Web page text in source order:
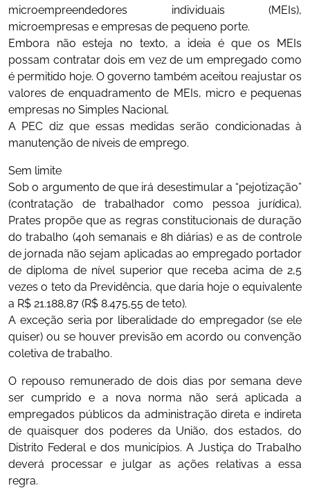
microempreendedores individuais (MEIs),
microempresas e empresas de pequeno porte.
Embora não esteja no texto, a ideia é que os MEIs
possam contratar dois em vez de um empregado como
é permitido hoje. O governo também aceitou reajustar os
valores de enquadramento de MEIs, micro e pequenas
empresas no Simples Nacional.
A PEC diz que essas medidas serão condicionadas à
manutenção de níveis de emprego.
Sem limite
Sob o argumento de que irá desestimular a “pejotização”
(contratação de trabalhador como pessoa jurídica),
Prates propõe que as regras constitucionais de duração
do trabalho (40h semanais e 8h diárias) e as de controle
de jornada não sejam aplicadas ao empregado portador
de diploma de nível superior que receba acima de 2,5
vezes o teto da Previdência, que daria hoje o equivalente
a R$ 21.188,87 (R$ 8.475,55 de teto).
A exceção seria por liberalidade do empregador (se ele
quiser) ou se houver previsão em acordo ou convenção
coletiva de trabalho.
O repouso remunerado de dois dias por semana deve
ser cumprido e a nova norma não será aplicada a
empregados públicos da administração direta e indireta
de quaisquer dos poderes da União, dos estados, do
Distrito Federal e dos municípios. A Justiça do Trabalho
deverá processar e julgar as ações relativas a essa
regra.